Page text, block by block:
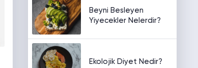
Beyni Besleyen
Yiyecekler Nelerdir?
Ekolojik Diyet Nedir?